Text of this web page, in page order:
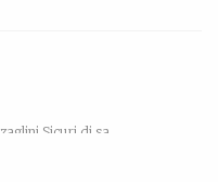
Sicuri di sa...